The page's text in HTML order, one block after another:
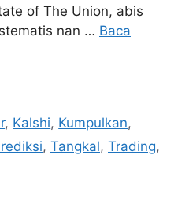
of The Union, abis
nan … Baca
, Kalshi, Kumpulkan,
, Tangkal, Trading,